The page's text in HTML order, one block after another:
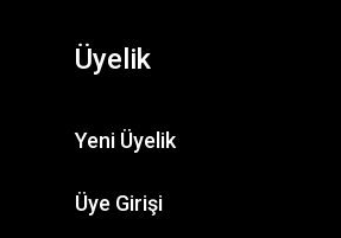
Üyelik
Yeni Üyelik
Üye Girişi